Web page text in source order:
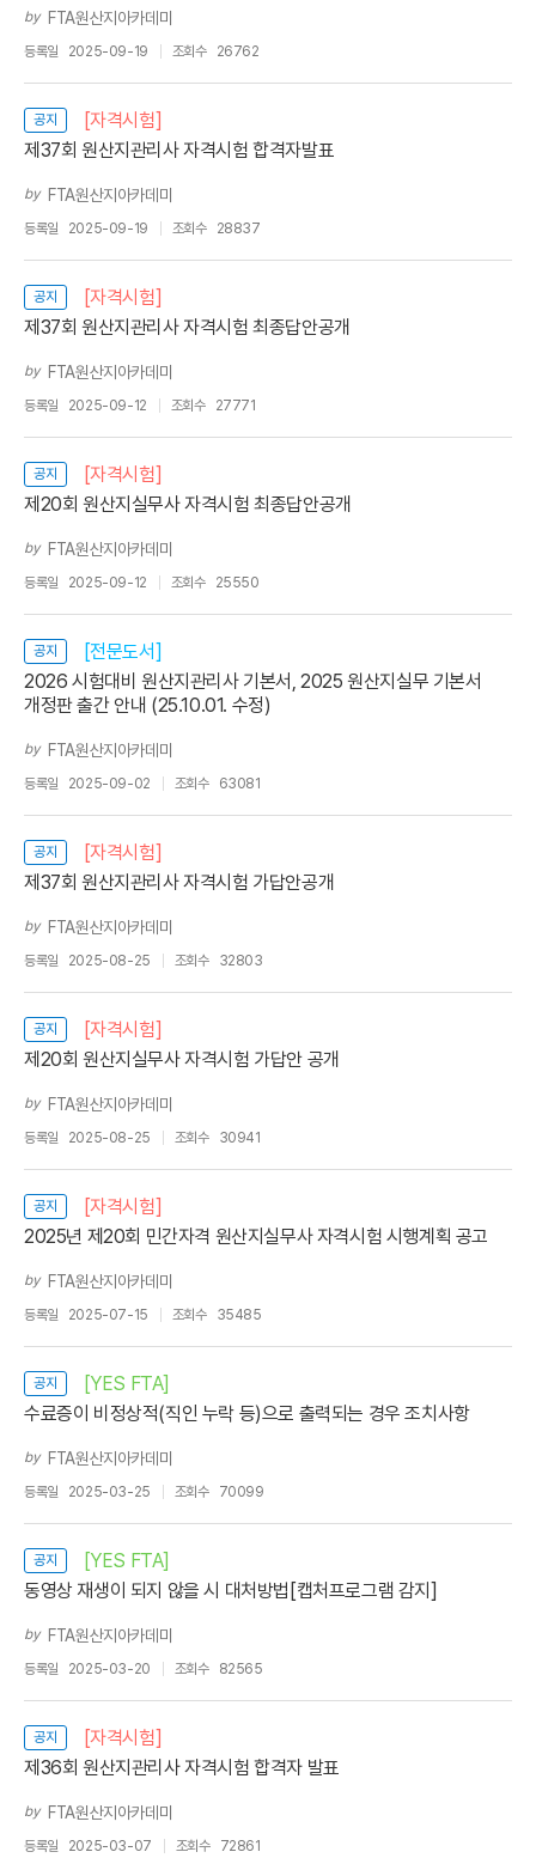
by FTA원산지아카데미
등록일 2025-09-19 조회수 26762
공지
[자격시험]
제37회 원산지관리사 자격시험 합격자발표
by FTA원산지아카데미
등록일 2025-09-19 조회수 28837
공지
[자격시험]
제37회 원산지관리사 자격시험 최종답안공개
by FTA원산지아카데미
등록일 2025-09-12 조회수 27771
공지
[자격시험]
제20회 원산지실무사 자격시험 최종답안공개
by FTA원산지아카데미
등록일 2025-09-12 조회수 25550
공지
[전문도서]
2026 시험대비 원산지관리사 기본서, 2025 원산지실무 기본서
개정판 출간 안내 (25.10.01. 수정)
by FTA원산지아카데미
등록일 2025-09-02 조회수 63081
공지
[자격시험]
제37회 원산지관리사 자격시험 가답안공개
by FTA원산지아카데미
등록일 2025-08-25 조회수 32803
공지
[자격시험]
제20회 원산지실무사 자격시험 가답안 공개
by FTA원산지아카데미
등록일 2025-08-25 조회수 30941
공지
[자격시험]
2025년 제20회 민간자격 원산지실무사 자격시험 시행계획 공고
by FTA원산지아카데미
등록일 2025-07-15 조회수 35485
공지
[YES FTA]
수료증이 비정상적(직인 누락 등)으로 출력되는 경우 조치사항
by FTA원산지아카데미
등록일 2025-03-25 조회수 70099
공지
[YES FTA]
동영상 재생이 되지 않을 시 대처방법[캡처프로그램 감지]
by FTA원산지아카데미
등록일 2025-03-20 조회수 82565
공지
[자격시험]
제36회 원산지관리사 자격시험 합격자 발표
by FTA원산지아카데미
등록일 2025-03-07 조회수 72861